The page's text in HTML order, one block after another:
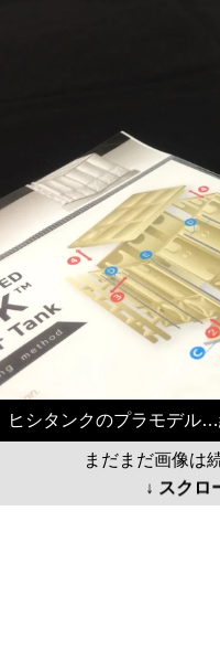
ヒシタンクのプラモデル
まだまだ画像は
↓ スクロ